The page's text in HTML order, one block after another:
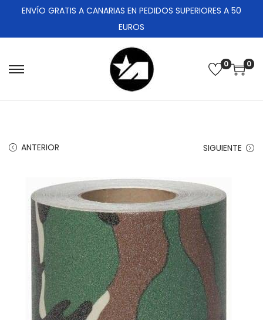
ENVÍO GRATIS A CANARIAS EN PEDIDOS SUPERIORES A 50
EUROS
0 0
ANTERIOR SIGUIENTE